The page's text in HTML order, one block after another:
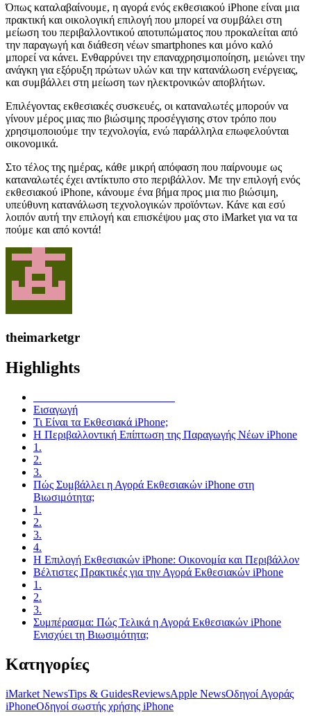
Όπως καταλαβαίνουμε, η αγορά ενός εκθεσιακού iPhone είναι μια
πρακτική και οικολογική επιλογή που μπορεί να συμβάλει στη
μείωση του περιβαλλοντικού αποτυπώματος που προκαλείται από
την παραγωγή και διάθεση νέων smartphones και μόνο καλό
μπορεί να κάνει. Ενθαρρύνει την επαναχρησιμοποίηση, μειώνει την
ανάγκη για εξόρυξη πρώτων υλών και την κατανάλωση ενέργειας,
και συμβάλλει στη μείωση των ηλεκτρονικών αποβλήτων.
Επιλέγοντας εκθεσιακές συσκευές, οι καταναλωτές μπορούν να
γίνουν μέρος μιας πιο βιώσιμης προσέγγισης στον τρόπο που
χρησιμοποιούμε την τεχνολογία, ενώ παράλληλα επωφελούνται
οικονομικά.
Στο τέλος της ημέρας, κάθε μικρή απόφαση που παίρνουμε ως
καταναλωτές έχει αντίκτυπο στο περιβάλλον. Με την επιλογή ενός
εκθεσιακού iPhone, κάνουμε ένα βήμα προς μια πιο βιώσιμη,
υπεύθυνη κατανάλωση τεχνολογικών προϊόντων. Κάνε και εσύ
λοιπόν αυτή την επιλογή και επισκέψου μας στο iMarket για να τα
πούμε και από κοντά!
theimarketgr
Highlights
Εισαγωγή
Τι Είναι τα Εκθεσιακά iPhone;
Η Περιβαλλοντική Επίπτωση της Παραγωγής Νέων iPhone
1.
2.
3.
Πώς Συμβάλλει η Αγορά Εκθεσιακών iPhone στη
Βιωσιμότητα;
1.
2.
3.
4.
Η Επιλογή Εκθεσιακών iPhone: Οικονομία και Περιβάλλον
Βέλτιστες Πρακτικές για την Αγορά Εκθεσιακών iPhone
1.
2.
3.
Συμπέρασμα: Πώς Τελικά η Αγορά Εκθεσιακών iPhone
Ενισχύει τη Βιωσιμότητα;
Κατηγορίες
iMarket NewsTips & GuidesReviewsApple NewsΟδηγοί Αγοράς
iPhoneOδηγοί σωστής χρήσης iPhone